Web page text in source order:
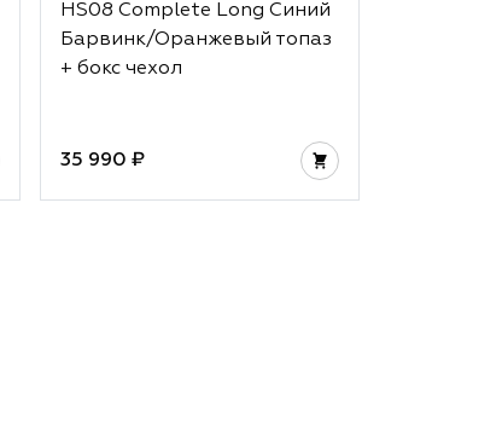
HS08 Complete Long Синий
Барвинк/Оранжевый топаз
+ бокс чехол
35 990 ₽